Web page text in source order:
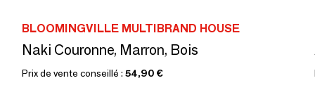
BLOOMINGVILLE MULTIBRAND HOUSE
Naki Couronne, Marron, Bois
Prix de vente conseillé : 54,90 €